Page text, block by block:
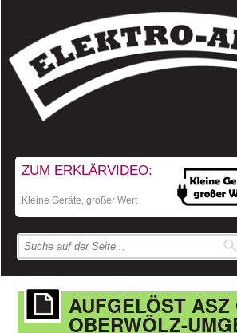
ZUM ERKLÄRVIDEO:
Kleine Geräte, großer Wert
AUFGELÖST
OBERWÖLZ-